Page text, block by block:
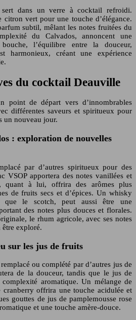
dans un verre à cocktail refroidi.
citron vert pour une touche d’élégance.
subtil, mêlant les notes fruitées du
du Calvados, annoncent une
l’équilibre entre la douceur,
harmonieux, créant une expérience
du cocktail Deauville
point de départ vers d’innombrables
différentes saveurs et spiritueux pour
un nouveau jour.
: exploration de nouvelles
par d’autres spiritueux pour des
VSOP apportera des notes vanillées et
quant à lui, offrira des arômes plus
de fruits secs et d’épices. Un whisky
que le scotch, peut aussi être une
des notes plus douces et florales.
le rhum agricole, avec ses notes
être exploré.
sur les jus de fruits
ou complété par d’autres jus de
de la douceur, tandis que le jus de
aromatique. Un mélange de
offrira une touche acidulée et
gouttes de jus de pamplemousse rose
et une touche amère-douce.